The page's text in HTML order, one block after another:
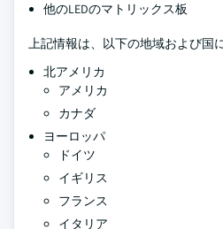
他のLEDのマトリックス板
上記情報は、以下の地域および国
北アメリカ
アメリカ
カナダ
ヨーロッパ
ドイツ
イギリス
フランス
イタリア